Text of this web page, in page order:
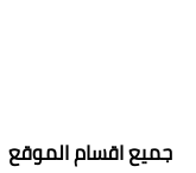
جميع اقسام الموقع